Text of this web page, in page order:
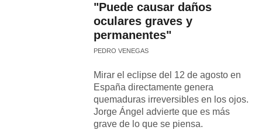
"Puede causar daños
oculares graves y
permanentes"
PEDRO VENEGAS
Mirar el eclipse del 12 de agosto en
España directamente genera
quemaduras irreversibles en los ojos.
Jorge Ángel advierte que es más
grave de lo que se piensa.